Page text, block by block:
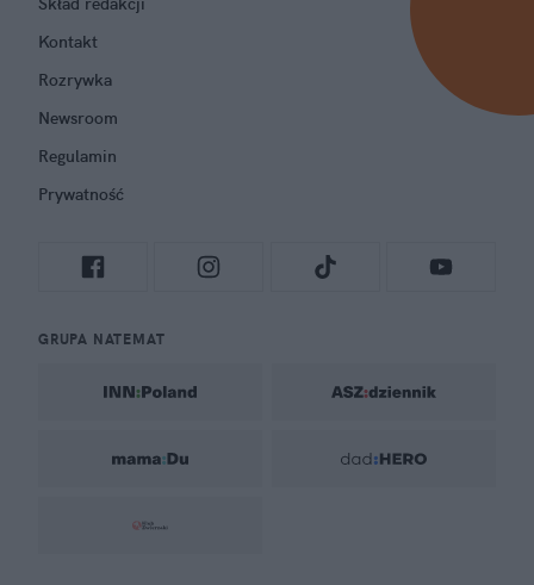
Kontakt
Rozrywka
Newsroom
Regulamin
Prywatność
GRUPA NATEMAT